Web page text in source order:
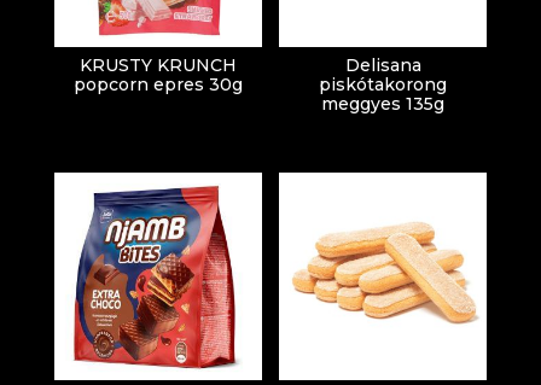
KRUSTY KRUNCH
popcorn epres 30g
Delisana
piskótakorong
meggyes 135g